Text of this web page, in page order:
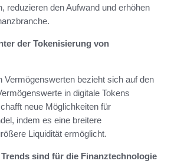
reduzieren den Aufwand und erhöhen
der Tokenisierung von
Vermögenswerten bezieht sich auf den
in digitale Tokens
neue Möglichkeiten für
indem es eine breitere
Liquidität ermöglicht.
sind für die Finanztechnologie